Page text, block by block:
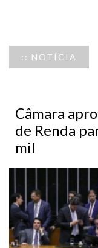
:: NOTÍCIA
Câmara
de Renda
mil